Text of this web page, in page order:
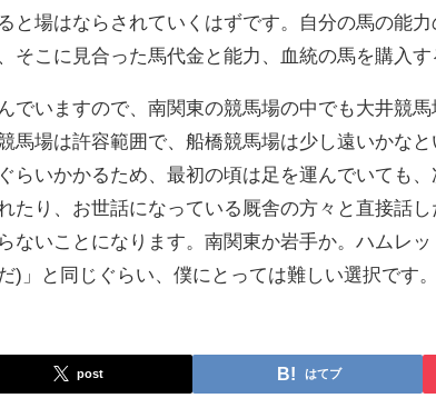
と場はならされていくはずです。自分の馬の能
そこに見合った馬代金と能力、血統の馬を購入す
でいますので、南関東の競馬場の中でも大井競
馬場は許容範囲で、船橋競馬場は少し遠いかな
らいかかるため、最初の頃は足を運んでいても
たり、お世話になっている厩舎の方々と直接話
ないことになります。南関東か岩手か。ハムレ
)」と同じぐらい、僕にとっては難しい選択です。
post はてブ